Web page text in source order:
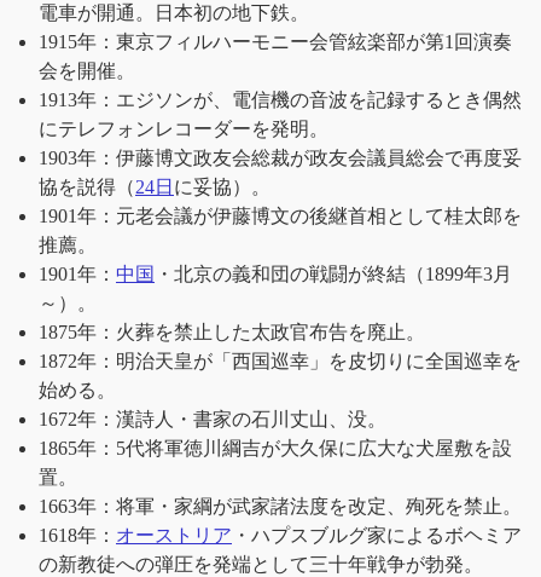
電車が開通。日本初の地下鉄。
1915年：東京フィルハーモニー会管絃楽部が第1回演奏
会を開催。
1913年：エジソンが、電信機の音波を記録するとき偶然
にテレフォンレコーダーを発明。
1903年：伊藤博文政友会総裁が政友会議員総会で再度妥
協を説得（24日 に妥協）。
1901年：元老会議が伊藤博文の後継首相として桂太郎を
推薦。
1901年： 中国 ・北京の義和団の戦闘が終結（1899年3月
～）。
1875年：火葬を禁止した太政官布告を廃止。
1872年：明治天皇が「西国巡幸」を皮切りに全国巡幸を
始める。
1672年：漢詩人・書家の石川丈山、没。
1865年：5代将軍徳川綱吉が大久保に広大な犬屋敷を設
置。
1663年：将軍・家綱が武家諸法度を改定、殉死を禁止。
1618年： オーストリア ・ハプスブルグ家によるボヘミア
の新教徒への弾圧を発端として三十年戦争が勃発。